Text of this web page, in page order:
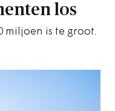
los
miljoen is te groot.